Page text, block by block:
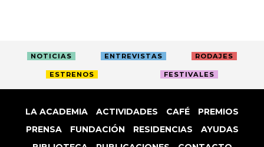
NOTICIAS ENTREVISTAS RODAJES
ESTRENOS FESTIVALES
LA ACADEMIA ACTIVIDADES CAFÉ
PREMIOS
PRENSA
FUNDACIÓN RESIDENCIAS
AYUDAS